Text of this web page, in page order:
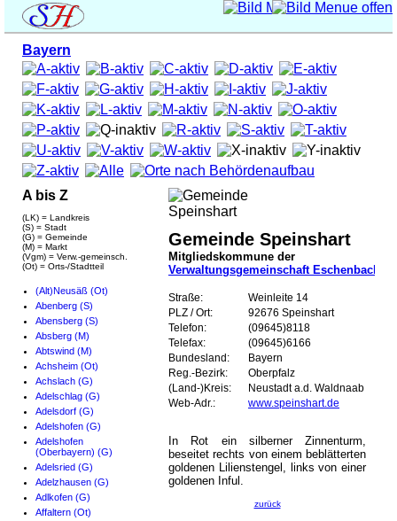
Bayern
A bis Z
(LK) = Landkreis
(S) = Stadt
(G) = Gemeinde
(M) = Markt
(Vgm) = Verw.-gemeinsch.
(Ot) = Orts-/Stadtteil
(Alt)Neusäß (Ot)
Abenberg (S)
Abensberg (S)
Absberg (M)
Abtswind (M)
Achsheim (Ot)
Achslach (G)
Adelschlag (G)
Adelsdorf (G)
Adelshofen (G)
Adelshofen
(Oberbayern) (G)
Adelsried (G)
Adelzhausen (G)
Adlkofen (G)
Affaltern (Ot)
Gemeinde Speinshart
Mitgliedskommune der
Verwaltungsgemeinschaft Eschenbach
Straße:
Weinleite 14
PLZ / Ort:
92676 Speinshart
Telefon:
(09645)8118
Telefax:
(09645)6166
Bundesland:
Bayern
Reg.-Bezirk:
Oberpfalz
(Land-)Kreis:
Neustadt a.d. Waldnaab
Web-Adr.:
www.speinshart.de
In Rot ein silberner Zinnenturm,
beseitet rechts von einem beblätterten
goldenen Lilienstengel, links von einer
goldenen Inful.
zurück